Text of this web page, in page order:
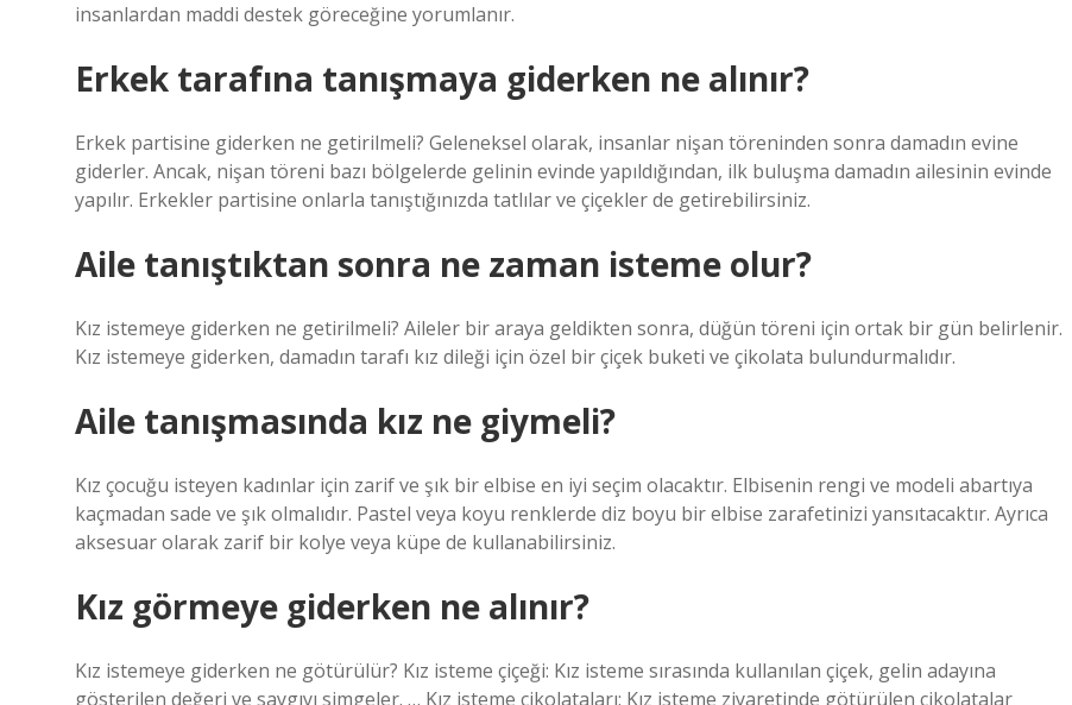
insanlardan maddi destek göreceğine yorumlanır.
Erkek tarafına tanışmaya giderken ne alınır?
Erkek partisine giderken ne getirilmeli? Geleneksel olarak, insanlar nişan töreninden sonra damadın evine
giderler. Ancak, nişan töreni bazı bölgelerde gelinin evinde yapıldığından, ilk buluşma damadın ailesinin evinde
yapılır. Erkekler partisine onlarla tanıştığınızda tatlılar ve çiçekler de getirebilirsiniz.
Aile tanıştıktan sonra ne zaman isteme olur?
Kız istemeye giderken ne getirilmeli? Aileler bir araya geldikten sonra, düğün töreni için ortak bir gün belirlenir.
Kız istemeye giderken, damadın tarafı kız dileği için özel bir çiçek buketi ve çikolata bulundurmalıdır.
Aile tanışmasında kız ne giymeli?
Kız çocuğu isteyen kadınlar için zarif ve şık bir elbise en iyi seçim olacaktır. Elbisenin rengi ve modeli abartıya
kaçmadan sade ve şık olmalıdır. Pastel veya koyu renklerde diz boyu bir elbise zarafetinizi yansıtacaktır. Ayrıca
aksesuar olarak zarif bir kolye veya küpe de kullanabilirsiniz.
Kız görmeye giderken ne alınır?
Kız istemeye giderken ne götürülür? Kız isteme çiçeği: Kız isteme sırasında kullanılan çiçek, gelin adayına
gösterilen değeri ve saygıyı simgeler. … Kız isteme çikolataları: Kız isteme ziyaretinde götürülen çikolatalar